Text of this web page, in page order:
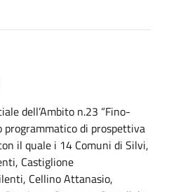
dell’Ambito n.23 “Fino-
programmatico di prospettiva
il quale i 14 Comuni di Silvi,
Castiglione
Cellino Attanasio,